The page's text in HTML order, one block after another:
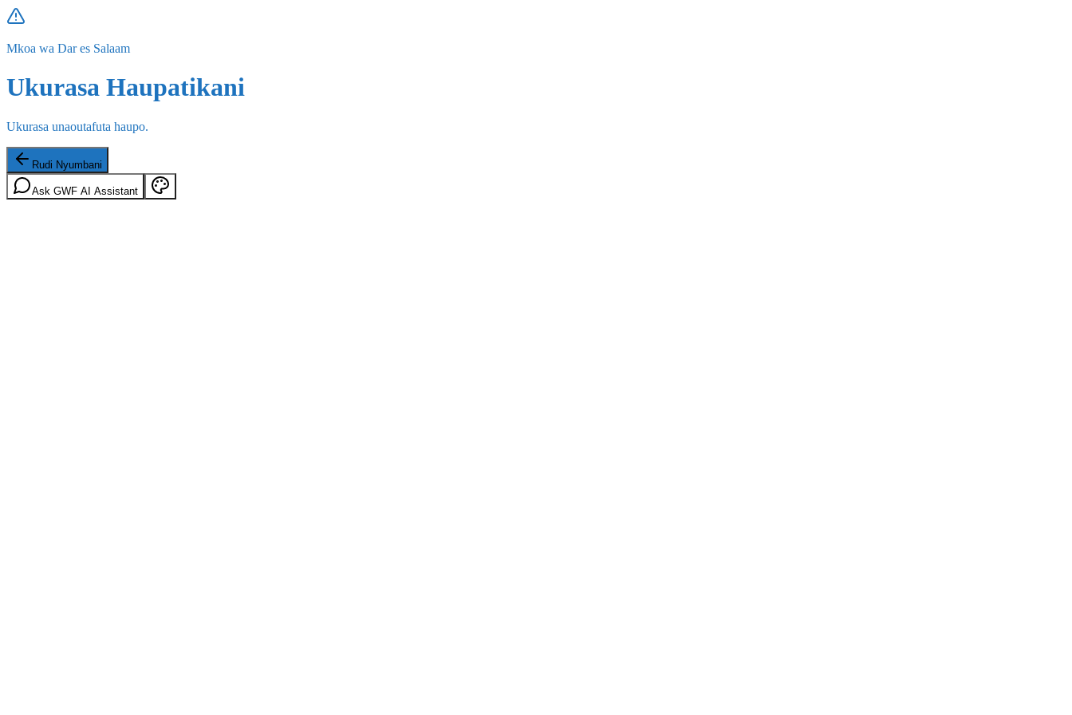
Mkoa wa Dar es Salaam
Ukurasa Haupatikani
Ukurasa unaoutafuta haupo.
Rudi Nyumbani
Ask GWF AI Assistant